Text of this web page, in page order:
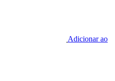
Adicionar ao